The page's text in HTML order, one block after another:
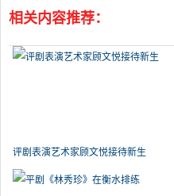
相关内容推荐：
评剧表演艺术家顾文悦接待新生